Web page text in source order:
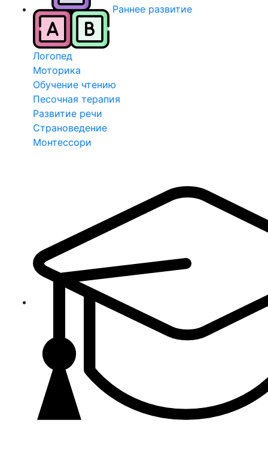
Раннее развитие
Логопед
Моторика
Обучение чтению
Песочная терапия
Развитие речи
Страноведение
Монтессори